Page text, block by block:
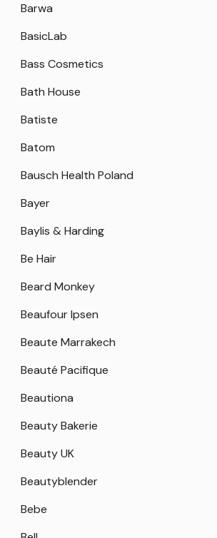
Barwa
BasicLab
Bass Cosmetics
Bath House
Batiste
Batom
Bausch Health Poland
Bayer
Baylis & Harding
Be Hair
Beard Monkey
Beaufour Ipsen
Beaute Marrakech
Beauté Pacifique
Beautiona
Beauty Bakerie
Beauty UK
Beautyblender
Bebe